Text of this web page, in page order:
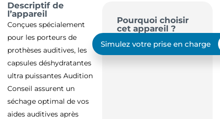
Descriptif de
l’appareil
Conçues spécialement
pour les porteurs de
prothèses auditives, les
capsules déshydratantes
ultra puissantes Audition
Conseil assurent un
séchage optimal de vos
aides auditives après
Pourquoi choisir
cet appareil ?
Simulez votre prise en charge